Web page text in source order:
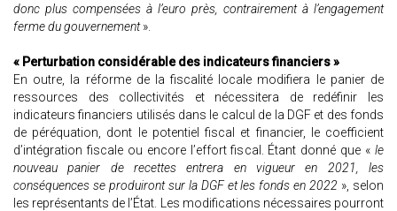
donc plus compensées à l’euro près, contrairement à l’engagement
ferme du gouvernement».
« Perturbation considérable des indicateurs financiers »
En outre, la réforme de la fiscalité locale modifiera le panier de
ressources des collectivités et nécessitera de redéfinir les
indicateurs financiers utilisés dans le calcul de la DGF et des fonds
de péréquation, dont le potentiel fiscal et financier, le coefficient
d’intégration fiscale ou encore l’effort fiscal. Étant donné que « le
nouveau panier de recettes entrera en vigueur en 2021, les
conséquences se produiront sur la DGF et les fonds en 2022 », selon
les représentants de l’État. Les modifications nécessaires pourront